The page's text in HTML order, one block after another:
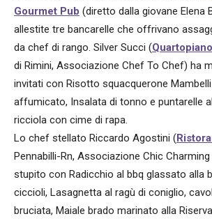
Gourmet Pub (diretto dalla giovane Elena
allestite tre bancarelle che offrivano
da chef di rango. Silver Succi (
di Rimini, Associazione Chef To Chef) ha
invitati con Risotto squacquerone
affumicato, Insalata di tonno e puntarelle
ricciola con cime di rapa.
Lo chef stellato Riccardo Agostini (
Pennabilli-Rn, Associazione Chic
stupito con Radicchio al bbq glassato alla
ciccioli, Lasagnetta al ragù di coniglio,
bruciata, Maiale brado marinato alla